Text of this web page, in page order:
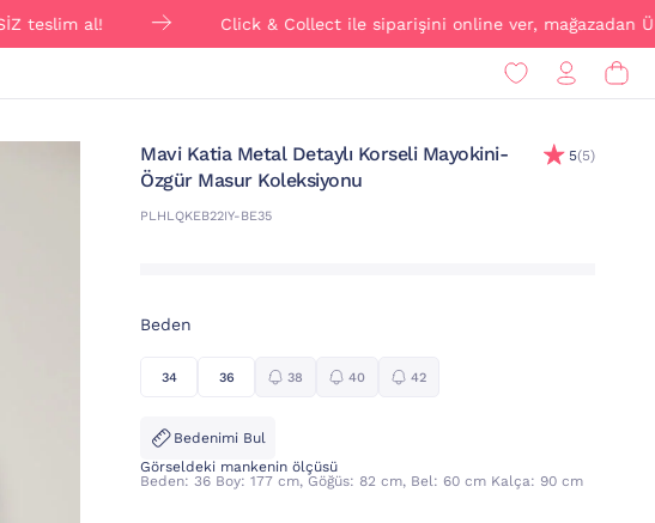
al! Click & Collect ile siparişini online ver, mağazadan
Mavi Katia Metal Detaylı Korseli Mayokini-
Özgür Masur Koleksiyonu
PLHLQKEB22IY-BE35
5(5)
Beden
34 36 38 40 42
Bedenimi Bul
Görseldeki mankenin ölçüsü
Beden: 36 Boy: 177 cm, Göğüs: 82 cm, Bel: 60 cm Kalça: 90 cm